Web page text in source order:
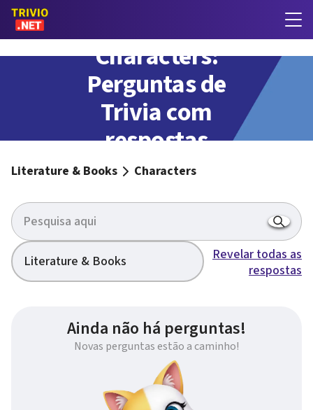
Characters:
Perguntas de
Trivia com
respostas
Literature & Books Characters
Literature & Books
Revelar todas as
respostas
Ainda não há perguntas!
Novas perguntas estão a caminho!